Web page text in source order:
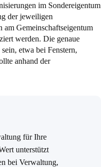
im Sondereigentum
der jeweiligen
am Gemeinschaftseigentum
werden. Die genaue
etwa bei Fenstern,
anhand der
für Ihre
unterstützt
bei Verwaltung,